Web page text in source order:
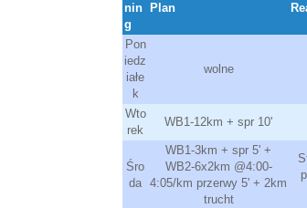
nin
g
Plan
Pon
iedz
iałe
k
wolne
Wto
rek
WB1-12km + spr 10'
Śro
da
WB1-3km + spr 5' +
WB2-6x2km @4:00-
4:05/km przerwy 5' + 2km
trucht